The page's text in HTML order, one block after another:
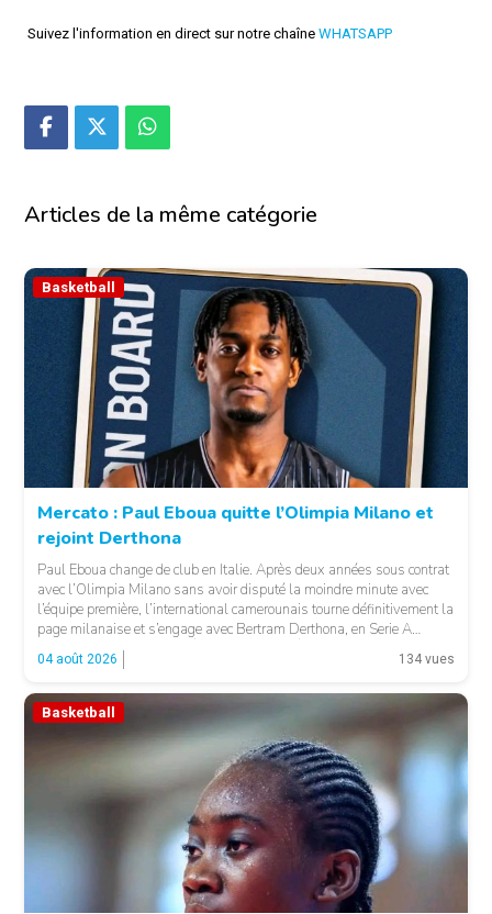
Suivez l'information en direct sur notre chaîne WHATSAPP
Articles de la même catégorie
© Basket 237
Basketball
Mercato : Paul Eboua quitte l’Olimpia Milano et
rejoint Derthona
Paul Eboua change de club en Italie. Après deux années sous contrat
avec l’Olimpia Milano sans avoir disputé la moindre minute avec
l’équipe première, l’international camerounais tourne définitivement la
page milanaise et s’engage avec Bertram Derthona, en Serie A
italienne. LA SUITE APRÈS LA PUBLICITÉ Arrivé à Milan en 2024
pour un contrat de […]
04 août 2026 134 vues
Basketball